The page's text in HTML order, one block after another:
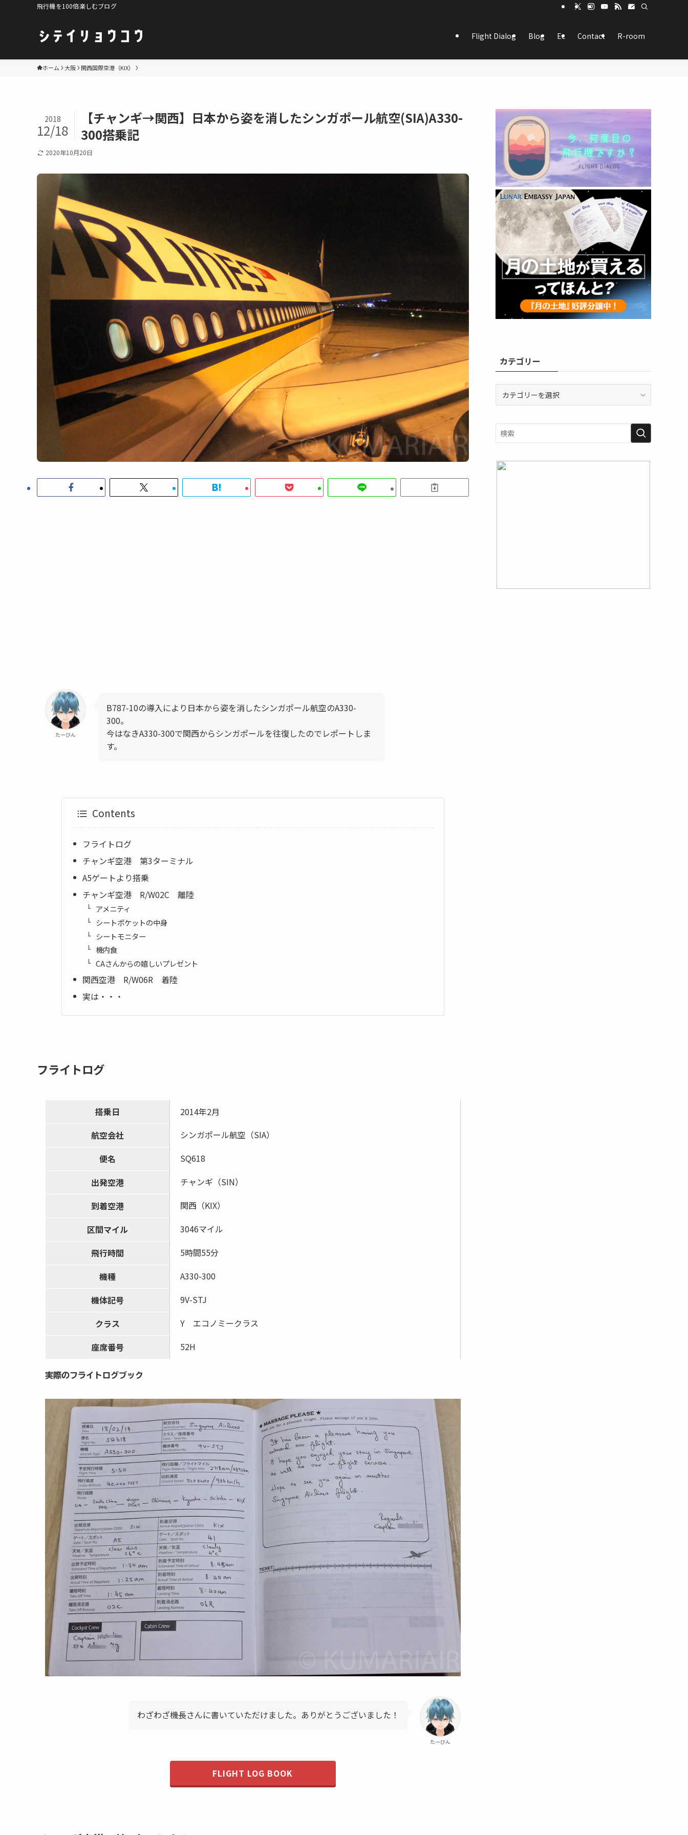
飛行機を100倍楽しむブログ
Flight Dialog Blog Ec Contact R-room
ホーム 大阪 関西国際空港（KIX）
【チャンギ→関西】日本から姿を消したシンガポール航空(SIA)A330-
300搭乗記
2018
12/18
2020年10月20日
たーびん
B787-10の導入により日本から姿を消したシンガポール航空のA330-
300。
今はなきA330-300で関西からシンガポールを往復したのでレポートしま
す。
Contents
フライトログ
チャンギ空港 第3ターミナル
A5ゲートより搭乗
チャンギ空港 R/W02C 離陸
アメニティ
シートポケットの中身
シートモニター
機内食
CAさんからの嬉しいプレゼント
関西空港 R/W06R 着陸
実は・・・
フライトログ
搭乗日
2014年2月
航空会社
シンガポール航空（SIA）
便名
SQ618
出発空港
チャンギ（SIN）
到着空港
関西（KIX）
区間マイル
3046マイル
飛行時間
5時間55分
機種
A330-300
機体記号
9V-STJ
クラス
Y エコノミークラス
座席番号
52H
実際のフライトログブック
たーびん
わざわざ機長さんに書いていただけました。ありがとうございました！
FLIGHT LOG BOOK
カテゴリー
リ
ー